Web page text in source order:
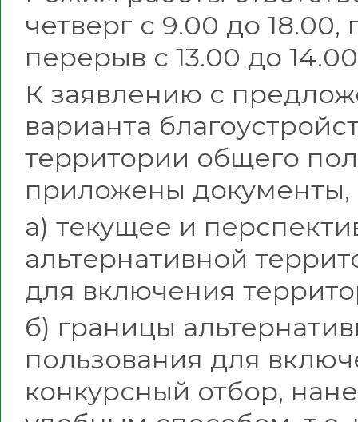
четверг с 9.00 до 18.00,
перерыв с 13.00 до
К заявлению с
варианта
территории общего
приложены
а) текущее и
альтернативной
для включения
б) границы
пользования для
конкурсный отбор,